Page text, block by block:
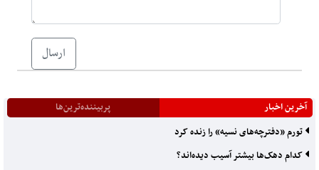
ارسال
آخرین اخبار
پربیننده‌ترین‌ها
تورم «دفترچه‌های نسیه» را زنده کرد
کدام دهک‌ها بیشتر آسیب دیده‌اند؟